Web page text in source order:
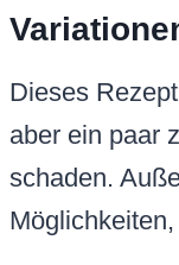
Dieses
aber ein paar
schaden.